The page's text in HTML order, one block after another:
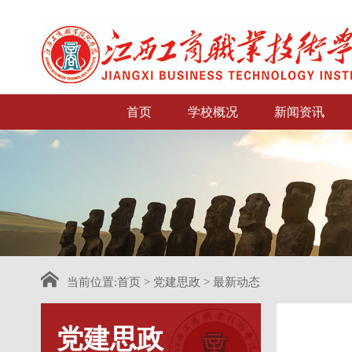
首页 学校概况 新闻资讯
当前位置:首页 > 党建思政 > 最新动态
党建思政